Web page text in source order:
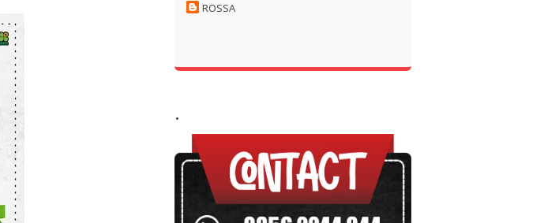
ROSSA
.